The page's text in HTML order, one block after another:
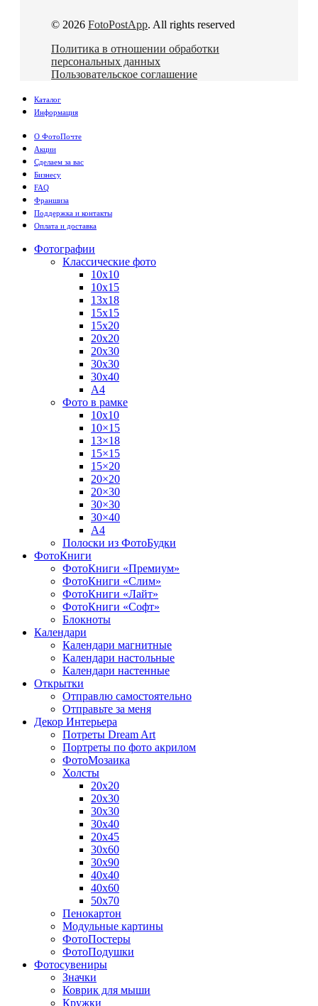
© 2026 FotoPostApp. All rights reserved
Политика в отношении обработки
персональных данных
Пользовательское соглашение
Каталог
Информация
О ФотоПочте
Акции
Сделаем за вас
Бизнесу
FAQ
Франшиза
Поддержка и контакты
Оплата и доставка
Фотографии
Классические фото
10х10
10х15
13х18
15х15
15х20
20х20
20х30
30х30
30х40
А4
Фото в рамке
10х10
10×15
13×18
15×15
15×20
20×20
20×30
30×30
30×40
A4
Полоски из ФотоБудки
ФотоКниги
ФотоКниги «Премиум»
ФотоКниги «Слим»
ФотоКниги «Лайт»
ФотоКниги «Софт»
Блокноты
Календари
Календари магнитные
Календари настольные
Календари настенные
Открытки
Отправлю самостоятельно
Отправьте за меня
Декор Интерьера
Потреты Dream Art
Портреты по фото акрилом
ФотоМозаика
Холсты
20х20
20х30
30х30
30х40
20х45
30х60
30х90
40х40
40х60
50х70
Пенокартон
Модульные картины
ФотоПостеры
ФотоПодушки
Фотоcувениры
Значки
Коврик для мыши
Кружки